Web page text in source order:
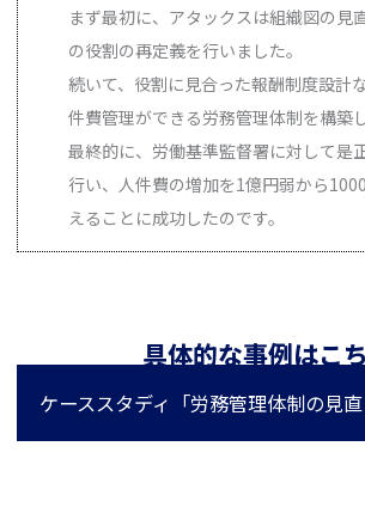
まず最初に、アタックスは組織図の見
の役割の再定義を行いました。
続いて、役割に見合った報酬制度設計
件費管理ができる労務管理体制を構築
最終的に、労働基準監督署に対して是
行い、人件費の増加を1億円弱から
えることに成功したのです。
具体的な事例はこ
ケーススタディ「労務管理体制の見直